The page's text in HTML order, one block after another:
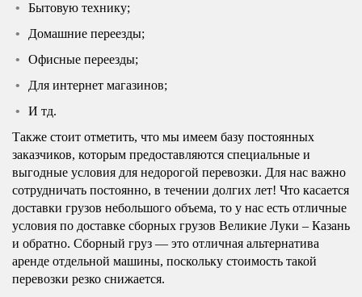
Бытовую технику;
Домашние переезды;
Офисные переезды;
Для интернет магазинов;
И тд.
Также стоит отметить, что мы имеем базу постоянных
заказчиков, которым предоставляются специальные и
выгодные условия для недорогой перевозки. Для нас важно
сотрудничать постоянно, в течении долгих лет! Что касается
доставки грузов небольшого объема, то у нас есть отличные
условия по доставке сборных грузов Великие Луки – Казань
и обратно. Сборный груз — это отличная альтернатива
аренде отдельной машины, поскольку стоимость такой
перевозки резко снижается.